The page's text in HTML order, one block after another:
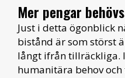
Mer pengar behövs
Just i detta ögonblick
bistånd är som störst
långt ifrån tillräckliga.
humanitära behov